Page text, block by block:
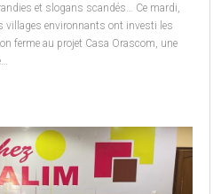
et slogans scandés… Ce mardi,
villages environnants ont investi les
ferme au projet Casa Orascom, une